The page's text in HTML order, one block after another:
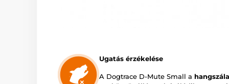
Ugatás érzékelése
A Dogtrace D-Mute Small a